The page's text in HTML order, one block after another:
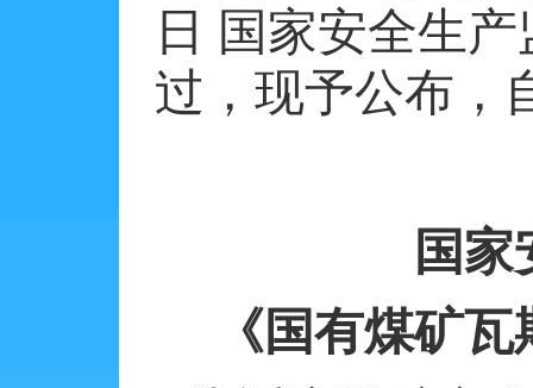
日 国家安全生
过，现予公布，
国
《国有煤矿